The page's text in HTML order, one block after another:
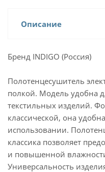
Описание
Бренд INDIGO (Россия)
Полотенцесушитель
полкой. Модель удобна
текстильных изделий.
классической, она
использовании.
классика позволяет
и повышенной
Универсальность